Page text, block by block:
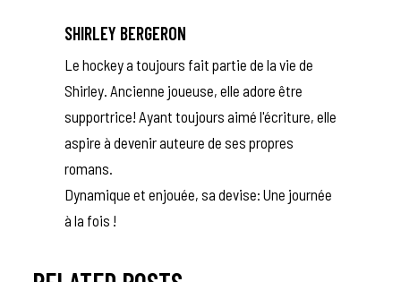
SHIRLEY BERGERON
Le hockey a toujours fait partie de la vie de
Shirley. Ancienne joueuse, elle adore être
supportrice! Ayant toujours aimé l'écriture, elle
aspire à devenir auteure de ses propres
romans.
Dynamique et enjouée, sa devise: Une journée
à la fois !